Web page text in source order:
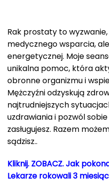
Rak prostaty to
medycznego wsparcia,
energetycznej. Moje
unikalna pomoc, która
obronne organizmu i
Mężczyźni odzyskują
najtrudniejszych
uzdrawiania i pozwól
zasługujesz. Razem
sądzisz..
Kliknij. ZOBACZ. Jak
Lekarze rokowali 3